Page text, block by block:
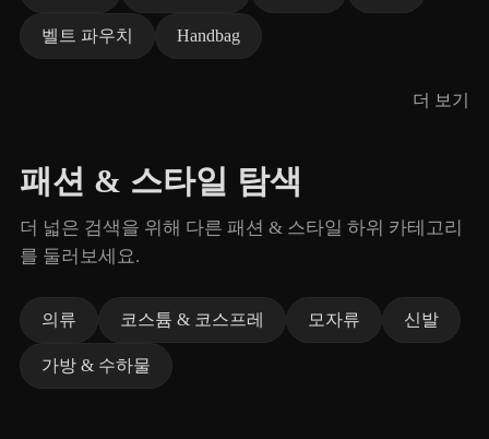
벨트 파우치 Handbag
더 보기
패션 & 스타일 탐색
더 넓은 검색을 위해 다른 패션 & 스타일 하위 카테고리
를 둘러보세요.
의류 코스튬 & 코스프레 모자류 신발
가방 & 수하물